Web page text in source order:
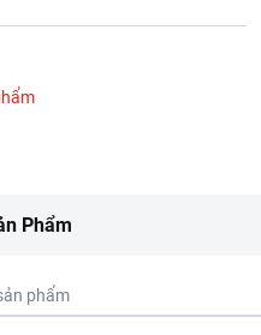
Phẩm
phẩm